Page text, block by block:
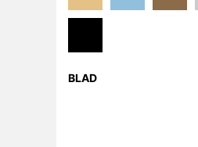
BLAD